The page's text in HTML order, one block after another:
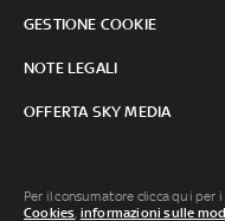
GESTIONE COOKIE
NOTE LEGALI
OFFERTA SKY MEDIA
Per il consumatore clicca qui per i
Cookies informazioni sulle